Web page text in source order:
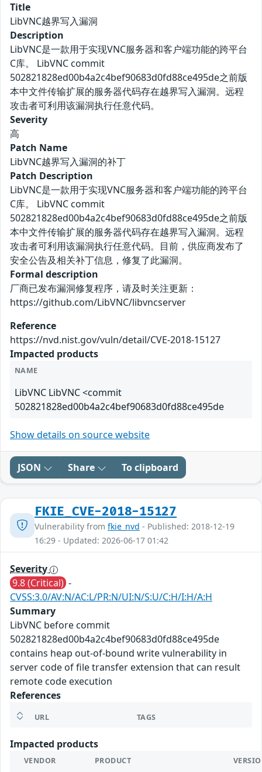
Title
LibVNC越界写入漏洞
Description
LibVNC是一款用于实现VNC服务器和客户端功能的跨平台
C库。 LibVNC commit
502821828ed00b4a2c4bef90683d0fd88ce495de之前版
本中文件传输扩展的服务器代码存在越界写入漏洞。远程
攻击者可利用该漏洞执行任意代码。
Severity
高
Patch Name
LibVNC越界写入漏洞的补丁
Patch Description
LibVNC是一款用于实现VNC服务器和客户端功能的跨平台
C库。 LibVNC commit
502821828ed00b4a2c4bef90683d0fd88ce495de之前版
本中文件传输扩展的服务器代码存在越界写入漏洞。远程
攻击者可利用该漏洞执行任意代码。目前，供应商发布了
安全公告及相关补丁信息，修复了此漏洞。
Formal description
厂商已发布漏洞修复程序，请及时关注更新：
https://github.com/LibVNC/libvncserver
Reference
https://nvd.nist.gov/vuln/detail/CVE-2018-15127
Impacted products
NAME
LibVNC LibVNC <commit
502821828ed00b4a2c4bef90683d0fd88ce495de
Show details on source website
JSON Share To clipboard
FKIE_CVE-2018-15127
Vulnerability from fkie_nvd - Published: 2018-12-19
16:29 - Updated: 2026-06-17 01:42
Severity
9.8 (Critical) -
CVSS:3.0/AV:N/AC:L/PR:N/UI:N/S:U/C:H/I:H/A:H
Summary
LibVNC before commit
502821828ed00b4a2c4bef90683d0fd88ce495de
contains heap out-of-bound write vulnerability in
server code of file transfer extension that can result
remote code execution
References
URL TAGS
Impacted products
VENDOR PRODUCT